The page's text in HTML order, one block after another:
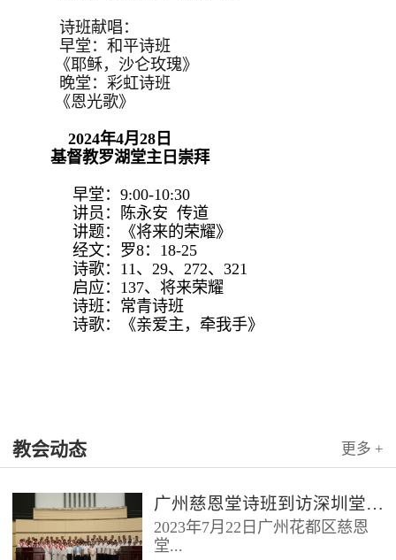
诗班献唱：
早堂：和平诗班
《耶稣，沙仑玫瑰》
晚堂：彩虹诗班
《恩光歌》
2024年4月28日
基督教罗湖堂主日崇拜
早堂：9:00-10:30
讲员：陈永安 传道
讲题：《将来的荣耀》
经文：罗8：18-25
诗歌：11、29、272、321
启应：137、将来荣耀
诗班：常青诗班
诗歌：《亲爱主，牵我手》
教会动态 更多 +
广州慈恩堂诗班到访深圳堂、和平堂
2023年7月22日广州花都区慈恩
堂...